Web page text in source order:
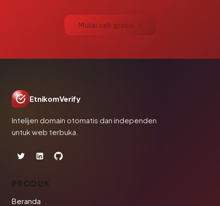
Mulai cek gratis →
EtnikomVerify
Intelijen domain otomatis dan independen
untuk web terbuka.
PRODUK
Beranda